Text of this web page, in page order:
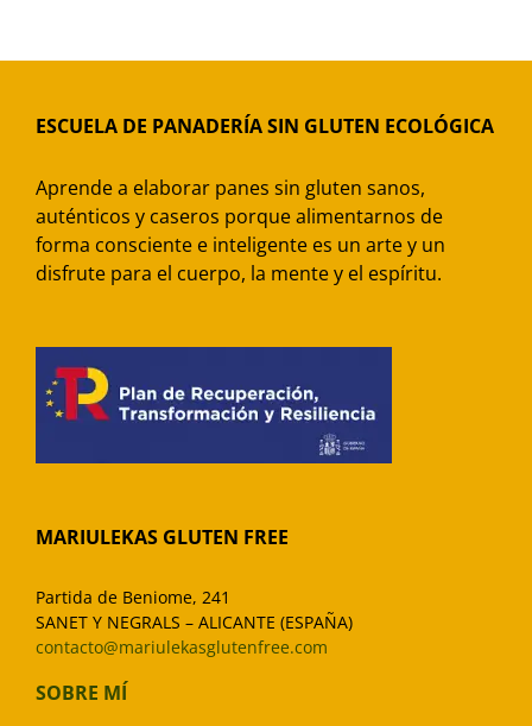
ESCUELA DE PANADERÍA SIN GLUTEN ECOLÓGICA
Aprende a elaborar panes sin gluten sanos,
auténticos y caseros porque alimentarnos de
forma consciente e inteligente es un arte y un
disfrute para el cuerpo, la mente y el espíritu.
MARIULEKAS GLUTEN FREE
Partida de Beniome, 241
SANET Y NEGRALS – ALICANTE (ESPAÑA)
contacto@mariulekasglutenfree.com
SOBRE MÍ